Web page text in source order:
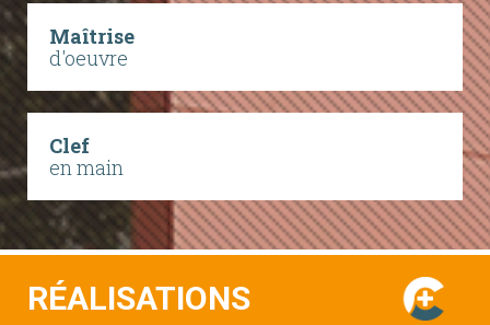
Maîtrise
d'oeuvre
Clef
en main
RÉALISATIONS